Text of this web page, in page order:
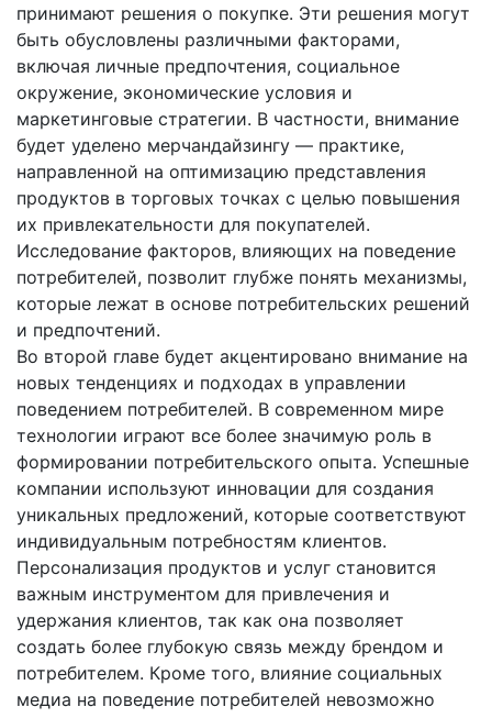
принимают решения о покупке. Эти решения могут
быть обусловлены различными факторами,
включая личные предпочтения, социальное
окружение, экономические условия и
маркетинговые стратегии. В частности, внимание
будет уделено мерчандайзингу — практике,
направленной на оптимизацию представления
продуктов в торговых точках с целью повышения
их привлекательности для покупателей.
Исследование факторов, влияющих на поведение
потребителей, позволит глубже понять механизмы,
которые лежат в основе потребительских решений
и предпочтений.
Во второй главе будет акцентировано внимание на
новых тенденциях и подходах в управлении
поведением потребителей. В современном мире
технологии играют все более значимую роль в
формировании потребительского опыта. Успешные
компании используют инновации для создания
уникальных предложений, которые соответствуют
индивидуальным потребностям клиентов.
Персонализация продуктов и услуг становится
важным инструментом для привлечения и
удержания клиентов, так как она позволяет
создать более глубокую связь между брендом и
потребителем. Кроме того, влияние социальных
медиа на поведение потребителей невозможно